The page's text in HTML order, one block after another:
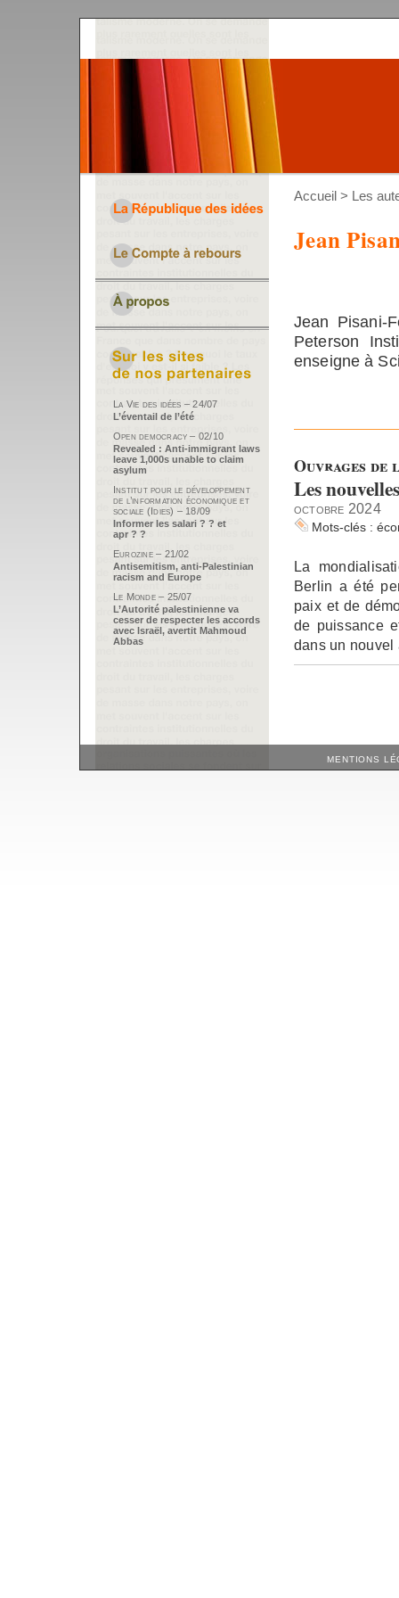
Accueil > Les
Jean
Jean Pisani-
Peterson
enseigne à
Ouvrages
Les
octobre 2024
Mots-clés :
La
Berlin a été
paix et de
de puissance
dans un nouvel
La Vie des idées – 24/07
L’éventail de l’été
Open democracy – 02/10
Revealed : Anti-immigrant laws
leave 1,000s unable to claim
asylum
Institut pour le développement
de l’information économique et
sociale (Idies) – 18/09
Informer les salari ? ? et
apr ? ?
Eurozine – 21/02
Antisemitism, anti-Palestinian
racism and Europe
Le Monde – 25/07
L’Autorité palestinienne va
cesser de respecter les accords
avec Israël, avertit Mahmoud
Abbas
MENTIONS